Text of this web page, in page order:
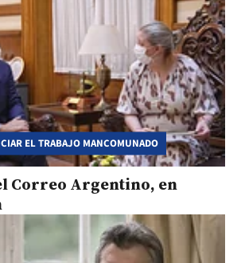
EL TRABAJO MANCOMUNADO
Correo Argentino, en